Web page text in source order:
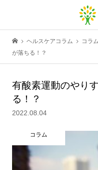
ヘルスケアコラム コラム
が落ちる！？
有酸素運動のやり
る！？
2022.08.04
コラム